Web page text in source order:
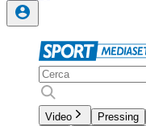
Video Pressing